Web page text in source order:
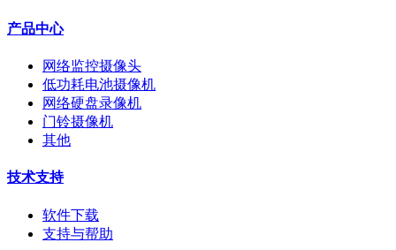
产品中心
网络监控摄像头
低功耗电池摄像机
网络硬盘录像机
门铃摄像机
其他
技术支持
软件下载
支持与帮助